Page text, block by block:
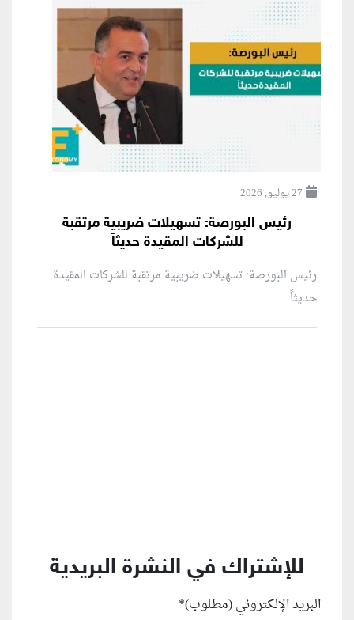
27 يوليو, 2026
رئيس البورصة: تسهيلات ضريبية مرتقبة
للشركات المقيدة حديثاً
رئيس البورصة: تسهيلات ضريبية مرتقبة للشركات المقيدة
حديثاً
للإشتراك في النشرة البريدية
البريد الإلكتروني (مطلوب)*